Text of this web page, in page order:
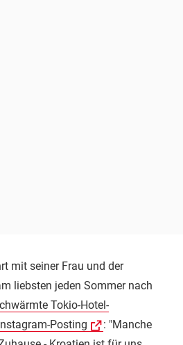
mit seiner Frau und der
liebsten jeden Sommer nach
Tokio-Hotel-
Posting
: "Manche